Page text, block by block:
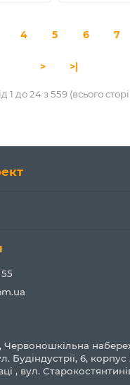
4 5 6 7
> >|
1 до 24 з 559 (всього
, Червоношкільна
Будіндустрії, 6, корпус
, вул.